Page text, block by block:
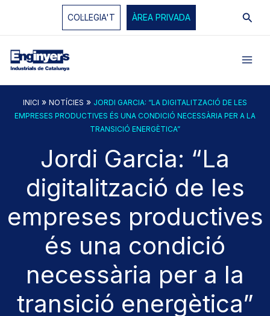
COL·LEGIA'T ÀREA PRIVADA
INICI » NOTÍCIES » JORDI GARCIA: “LA DIGITALITZACIÓ DE LES
EMPRESES PRODUCTIVES ÉS UNA CONDICIÓ NECESSÀRIA PER A LA
TRANSICIÓ ENERGÈTICA”
Jordi Garcia: “La
digitalització de les
empreses productives
és una condició
necessària per a la
transició energètica”